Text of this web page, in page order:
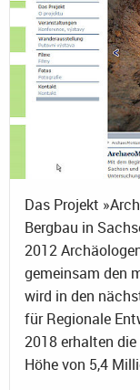
Das Projekt
Bergbau in
2012
gemeinsam den
wird in den
für Regionale
2018 erhalten
Höhe von 5,4